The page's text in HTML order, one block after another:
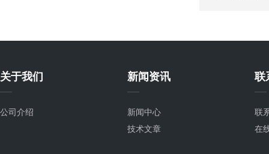
关于我们
公司介绍
新闻资讯
新闻中心
技术文章
联
联
在